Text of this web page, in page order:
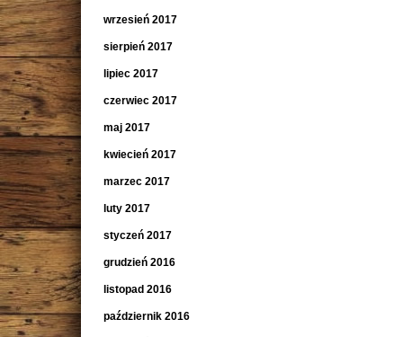
wrzesień 2017
sierpień 2017
lipiec 2017
czerwiec 2017
maj 2017
kwiecień 2017
marzec 2017
luty 2017
styczeń 2017
grudzień 2016
listopad 2016
październik 2016